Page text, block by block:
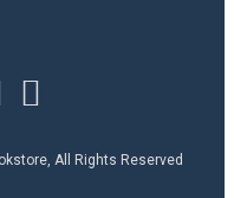
All Rights Reserved